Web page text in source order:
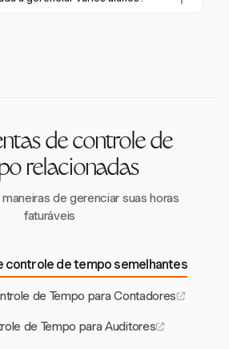
de controle de
relacionadas
de gerenciar suas horas
faturáveis
controle de tempo semelhantes
de Tempo para Contadores
de Tempo para Auditores